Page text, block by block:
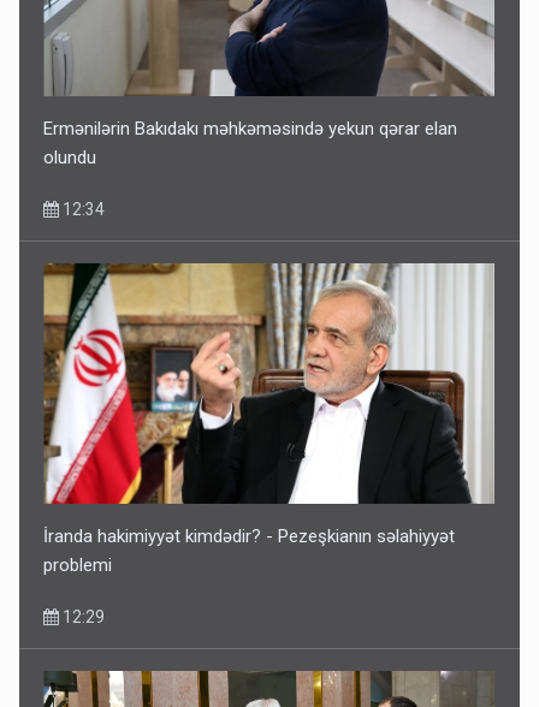
Ermənilərin Bakıdakı məhkəməsində yekun qərar elan
olundu
12:34
İranda hakimiyyət kimdədir? - Pezeşkianın səlahiyyət
problemi
12:29